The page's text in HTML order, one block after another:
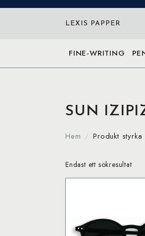
LEXIS PAPPER
FINE-WRITING
SUN
Hem Produkt styrka
Endast ett sökresultat